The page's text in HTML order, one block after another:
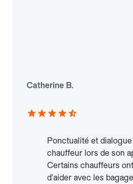
Catherine B.
Ponctualité et
chauffeur lors de son
Certains chauffeurs
d'aider avec les